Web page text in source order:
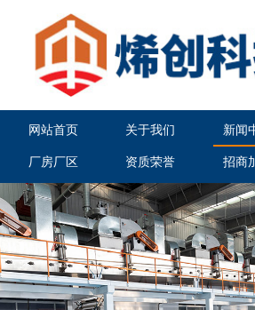
网站首页 关于我们 新闻
厂房厂区 资质荣誉 招商